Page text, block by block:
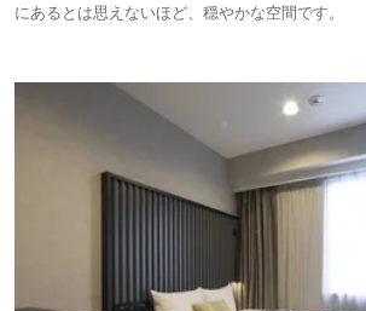
にあるとは思えないほど、穏やかな空間です。